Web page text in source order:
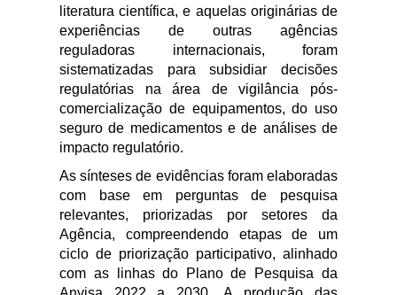
literatura científica, e aquelas originárias de
experiências de outras agências
reguladoras internacionais, foram
sistematizadas para subsidiar decisões
regulatórias na área de vigilância pós-
comercialização de equipamentos, do uso
seguro de medicamentos e de análises de
impacto regulatório.
As sínteses de evidências foram elaboradas
com base em perguntas de pesquisa
relevantes, priorizadas por setores da
Agência, compreendendo etapas de um
ciclo de priorização participativo, alinhado
com as linhas do Plano de Pesquisa da